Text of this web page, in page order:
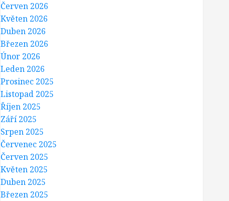
Červen 2026
Květen 2026
Duben 2026
Březen 2026
Únor 2026
Leden 2026
Prosinec 2025
Listopad 2025
Říjen 2025
Září 2025
Srpen 2025
Červenec 2025
Červen 2025
Květen 2025
Duben 2025
Březen 2025